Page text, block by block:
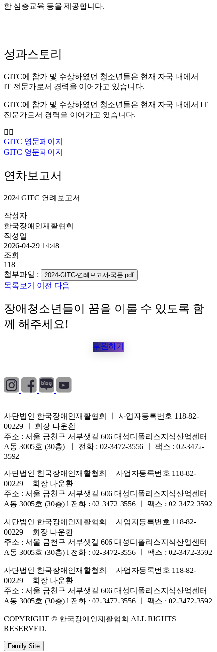
한 심층교육 등을 제공합니다.
성과스토리
GITC에 참가 및 수상하였던 청소년들은 현재 자국 내에서
IT 전문가로서 경력을 이어가고 있습니다.
GITC에 참가 및 수상하였던 청소년들은 현재 자국 내에서 IT
전문가로서 경력을 이어가고 있습니다.
GITC 영문페이지
GITC 영문페이지
연차보고서
2024 GITC 연례보고서
작성자
한국장애인재활협회
작성일
2026-04-29 14:48
조회
118
첨부파일 :
2024-GITC-연례보고서-국문.pdf
목록보기 이전 다음
장애청소년들이 꿈을 이룰 수 있도록 함
께 해주세요!
후원하기
사단법인 한국장애인재활협회 ㅣ 사업자등록번호 118-82-
00229 ㅣ 회장 나운환
주소 : 서울 금천구 서부샛길 606 대성디폴리스지식산업센터
A동 3005호 (30층) ㅣ 전화 : 02-3472-3556 ㅣ 팩스 : 02-3472-
3592
사단법인 한국장애인재활협회 | 사업자등록번호 118-82-
00229 | 회장 나운환
주소 : 서울 금천구 서부샛길 606 대성디폴리스지식산업센터
A동 3005호 (30층) l 전화 : 02-3472-3556 ㅣ 팩스 : 02-3472-3592
사단법인 한국장애인재활협회 | 사업자등록번호 118-82-
00229 | 회장 나운환
주소 : 서울 금천구 서부샛길 606 대성디폴리스지식산업센터
A동 3005호 (30층) l 전화 : 02-3472-3556 ㅣ 팩스 : 02-3472-3592
사단법인 한국장애인재활협회 | 사업자등록번호 118-82-
00229 | 회장 나운환
주소 : 서울 금천구 서부샛길 606 대성디폴리스지식산업센터
A동 3005호 (30층) l 전화 : 02-3472-3556 ㅣ 팩스 : 02-3472-3592
COPYRIGHT © 한국장애인재활협회 ALL RIGHTS
RESERVED.
Family Site